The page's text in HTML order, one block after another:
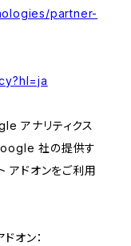
partner-
アナリティクス
社の提供す
アドオンをご利用
オン：